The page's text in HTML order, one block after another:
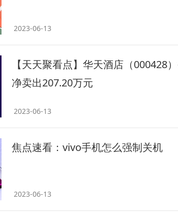
2023-06-13
【天天聚看点】华天酒店（000428
净卖出207.20万元
2023-06-13
焦点速看：vivo手机怎么强制关机
2023-06-13